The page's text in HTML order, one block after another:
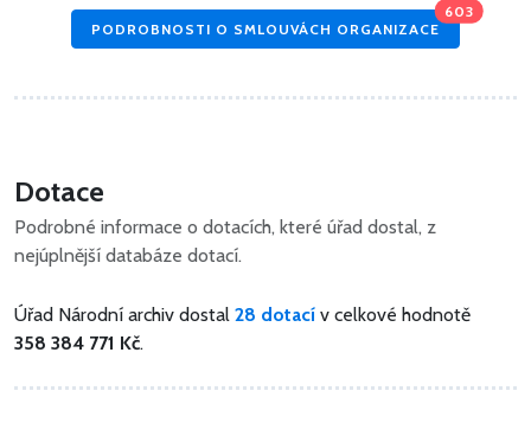
PODROBNOSTI O SMLOUVÁCH ORGANIZACE
603
Dotace
Podrobné informace o dotacích, které úřad dostal, z
nejúplnější databáze dotací.
Úřad Národní archiv dostal 28 dotací v celkové hodnotě
358 384 771 Kč.